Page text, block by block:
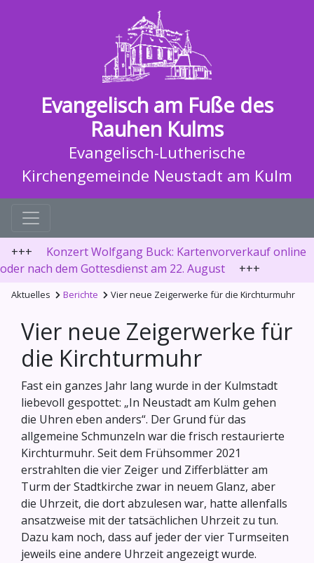
Evangelisch am Fuße des
Rauhen Kulms
Evangelisch-Lutherische
Kirchengemeinde Neustadt am Kulm
+++
Konzert Wolfgang Buck: Kartenvorverkauf online
oder nach dem Gottesdienst am 22. August
+++
Aktuelles Berichte Vier neue Zeigerwerke für die Kirchturmuhr
Vier neue Zeigerwerke für
die Kirchturmuhr
Fast ein ganzes Jahr lang wurde in der Kulmstadt
liebevoll gespottet: „In Neustadt am Kulm gehen
die Uhren eben anders“. Der Grund für das
allgemeine Schmunzeln war die frisch restaurierte
Kirchturmuhr. Seit dem Frühsommer 2021
erstrahlten die vier Zeiger und Zifferblätter am
Turm der Stadtkirche zwar in neuem Glanz, aber
die Uhrzeit, die dort abzulesen war, hatte allenfalls
ansatzweise mit der tatsächlichen Uhrzeit zu tun.
Dazu kam noch, dass auf jeder der vier Turmseiten
jeweils eine andere Uhrzeit angezeigt wurde.